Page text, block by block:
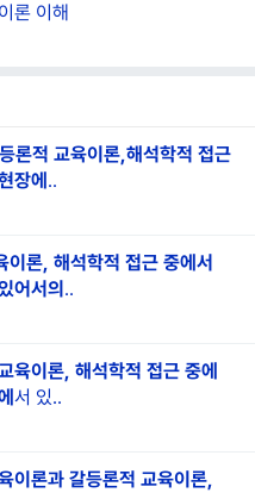
론 이해
론적 교육이론,해석학적 접근
장에 ..
이론, 해석학적 접근 중에서
어서의 ..
육이론, 해석학적 접근 중에
서 있..
이론과 갈등론적 교육이론,